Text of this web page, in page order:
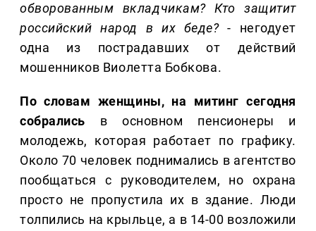
обворованным вкладчикам? Кто защитит
российский народ в их беде?- негодует
одна из пострадавших от действий
мошенников Виолетта Бобкова.
По словам женщины, на митинг сегодня
собрались в основном пенсионеры и
молодежь, которая работает по графику.
Около 70 человек поднимались в агентство
пообщаться с руководителем, но охрана
просто не пропустила их в здание. Люди
толпились на крыльце, а в 14-00 возложили